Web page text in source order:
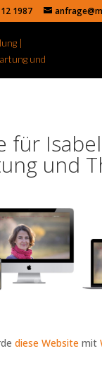
1987
für
und
diese Website mit